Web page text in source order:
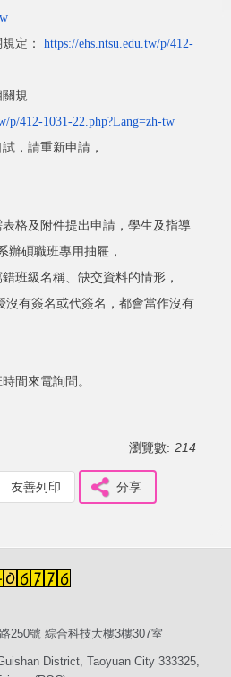
定： https://ehs.ntsu.edu.tw/p/412-
規
p/412-1031-22.php?Lang=zh-tw
，請重新申請，
格及附件提出申請， 學生及指導
辦碩職班專用抽屜，
班級名稱、缺交資料的情形，
沒有簽名或代簽名，都會當作沒有
間來電詢問。
瀏覽數: 214
友善列印 分享
250號 綜合科技大樓3樓307室
District, Taoyuan City 333325,